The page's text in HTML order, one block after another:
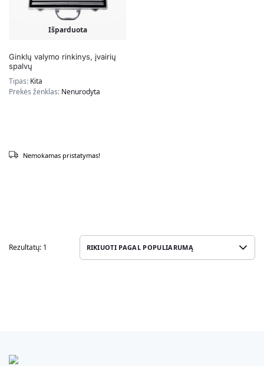
Išparduota
Ginklų valymo rinkinys, įvairių
spalvų
Tipas: Kita
Prekės ženklas: Nenurodyta
Nemokamas pristatymas!
Rezultatų: 1